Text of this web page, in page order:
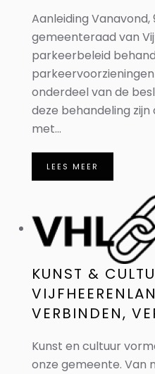
Aanleiding
gemeenteraad van
parkeerbeleid
onderdeel van de
deze behandeling
met...
LEES MEER
KUNST &
VERBINDEN,
Kunst en cultuur
onze gemeente. Van